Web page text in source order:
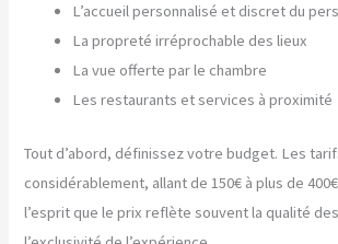
L’accueil personnalisé et discret du
La propreté irréprochable des lieux
La vue offerte par le chambre
Les restaurants et services à proximité
Tout d’abord, définissez votre budget. Les
considérablement, allant de 150€ à plus de
l’esprit que le prix reflète souvent la qualité